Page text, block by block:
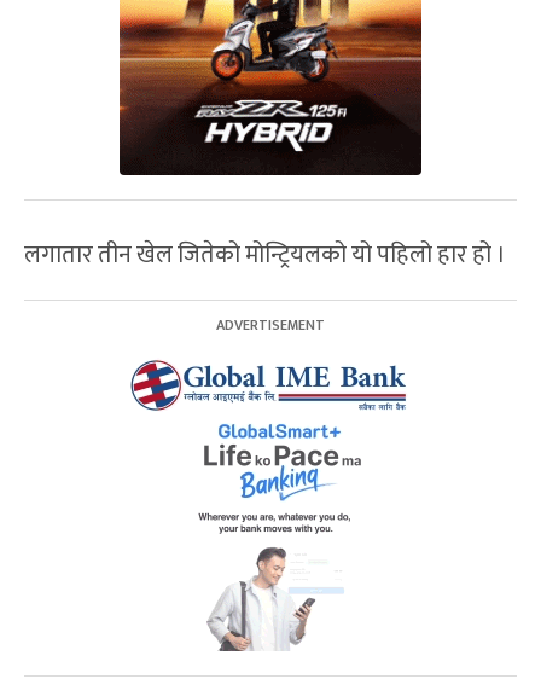
लगातार तीन खेल जितेको मोन्ट्रियलको यो पहिलो हार हो ।